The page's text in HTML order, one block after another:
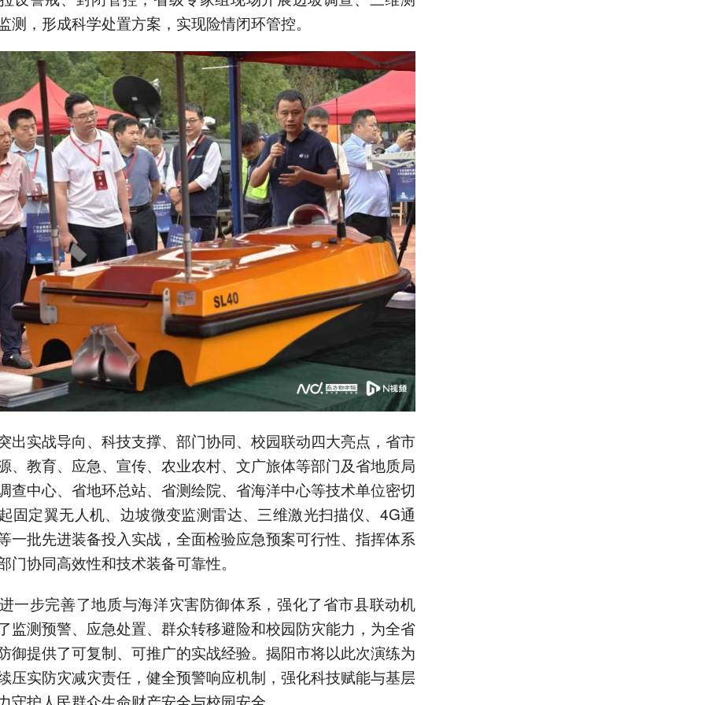
测，形成科学处置方案，实现险情闭环管控。
出实战导向、科技支撑、部门协同、校园联动四大亮点，省市
、教育、应急、宣传、农业农村、文广旅体等部门及省地质局
查中心、省地环总站、省测绘院、省海洋中心等技术单位密切
固定翼无人机、边坡微变监测雷达、三维激光扫描仪、4G通
一批先进装备投入实战，全面检验应急预案可行性、指挥体系
门协同高效性和技术装备可靠性。
一步完善了地质与海洋灾害防御体系，强化了省市县联动机
监测预警、应急处置、群众转移避险和校园防灾能力，为全省
御提供了可复制、可推广的实战经验。揭阳市将以此次演练为
压实防灾减灾责任，健全预警响应机制，强化科技赋能与基层